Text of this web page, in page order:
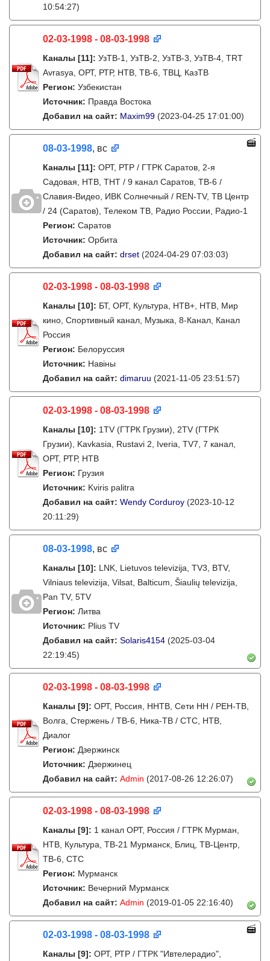
10:54:27)
02-03-1998 - 08-03-1998
Каналы [11]: УзТВ-1, УзТВ-2, УзТВ-3, УзТВ-4, TRT
Avrasya, ОРТ, РТР, НТВ, ТВ-6, ТВЦ, КазТВ
Регион: Узбекистан
Источник: Правда Востока
Добавил на сайт: Maxim99 (2023-04-25 17:01:00)
08-03-1998, вс
Каналы [11]: ОРТ, РТР / ГТРК Саратов, 2-я
Садовая, НТВ, ТНТ / 9 канал Саратов, ТВ-6 /
Славия-Видео, ИВК Солнечный / REN-TV, ТВ Центр
/ 24 (Саратов), Телеком ТВ, Радио России, Радио-1
Регион: Саратов
Источник: Орбита
Добавил на сайт: drset (2024-04-29 07:03:03)
02-03-1998 - 08-03-1998
Каналы [10]: БТ, ОРТ, Культура, НТВ+, НТВ, Мир
кино, Спортивный канал, Музыка, 8-Канал, Канал
Россия
Регион: Белоруссия
Источник: Навіны
Добавил на сайт: dimaruu (2021-11-05 23:51:57)
02-03-1998 - 08-03-1998
Каналы [10]: 1TV (ГТРК Грузии), 2TV (ГТРК
Грузии), Kavkasia, Rustavi 2, Iveria, TV7, 7 канал,
ОРТ, РТР, НТВ
Регион: Грузия
Источник: Kviris palitra
Добавил на сайт: Wendy Corduroy (2023-10-12
20:11:29)
08-03-1998, вс
Каналы [10]: LNK, Lietuvos televizija, TV3, BTV,
Vilniaus televizija, Vilsat, Balticum, Šiaulių televizija,
Pan TV, 5TV
Регион: Литва
Источник: Plius TV
Добавил на сайт: Solaris4154 (2025-03-04
22:19:45)
02-03-1998 - 08-03-1998
Каналы [9]: ОРТ, Россия, ННТВ, Сети НН / РЕН-ТВ,
Волга, Стержень / ТВ-6, Ника-ТВ / СТС, НТВ,
Диалог
Регион: Дзержинск
Источник: Дзержинец
Добавил на сайт: Admin (2017-08-26 12:26:07)
02-03-1998 - 08-03-1998
Каналы [9]: 1 канал ОРТ, Россия / ГТРК Мурман,
НТВ, Культура, ТВ-21 Мурманск, Блиц, ТВ-Центр,
ТВ-6, СТС
Регион: Мурманск
Источник: Вечерний Мурманск
Добавил на сайт: Admin (2019-01-05 22:16:40)
02-03-1998 - 08-03-1998
Каналы [9]: ОРТ, РТР / ГТРК "Ивтелерадио",